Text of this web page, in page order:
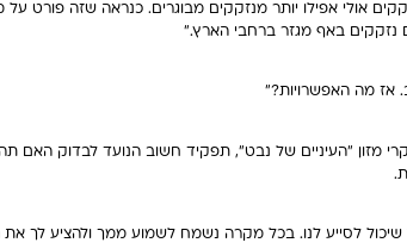
אולי אפילו יותר מנזקקים מבוגרים. כנראה שזה פורט על
נזקקים באף מגזר ברחבי הארץ."
אז מה האפשרויות?"
מזון "העיניים של נבט", תפקיד חשוב הנועד לבדוק האם
לסייע לנו. בכל מקרה נשמח לשמוע ממך ולהציע לך את